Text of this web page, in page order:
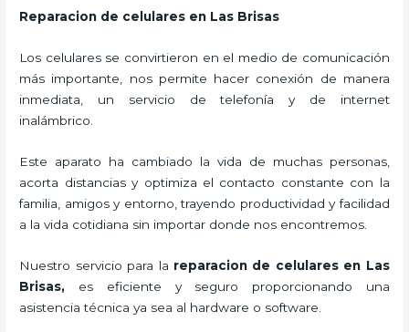
Reparacion de celulares en Las Brisas
Los celulares se convirtieron en el medio de comunicación
más importante, nos permite hacer conexión de manera
inmediata, un servicio de telefonía y de internet
inalámbrico.
Este aparato ha cambiado la vida de muchas personas,
acorta distancias y optimiza el contacto constante con la
familia, amigos y entorno, trayendo productividad y facilidad
a la vida cotidiana sin importar donde nos encontremos.
Nuestro servicio para la reparacion de celulares en Las
Brisas, es eficiente y seguro proporcionando una
asistencia técnica ya sea al hardware o software.